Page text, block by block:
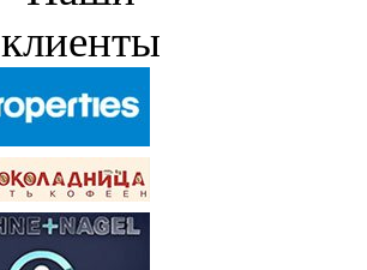
клиенты